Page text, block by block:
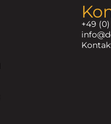
+49 (0)